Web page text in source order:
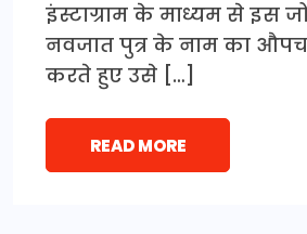
इंस्टाग्राम के माध्यम से इस
नवजात पुत्र के नाम का
करते हुए उसे […]
READ MORE